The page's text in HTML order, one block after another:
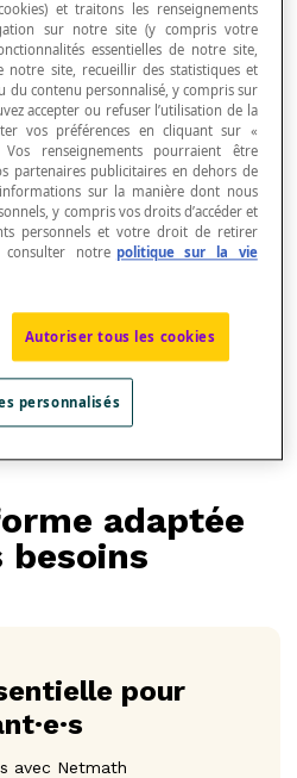
Plus de30 000
questions
mathématiques
Développée par
despédagogues
adaptée
besoins
pour
avec Netmath
et traitons les renseignements
sur notre site (y compris votre
essentielles de notre site,
notre site, recueillir des statistiques et
du contenu personnalisé, y compris sur
accepter ou refuser l’utilisation de la
vos préférences en cliquant sur «
Vos renseignements pourraient être
partenaires publicitaires en dehors de
sur la manière dont nous
y compris vos droits d’accéder et
personnels et votre droit de retirer
consulter notre politique sur la vie
Autoriser tous les cookies
personnalisés